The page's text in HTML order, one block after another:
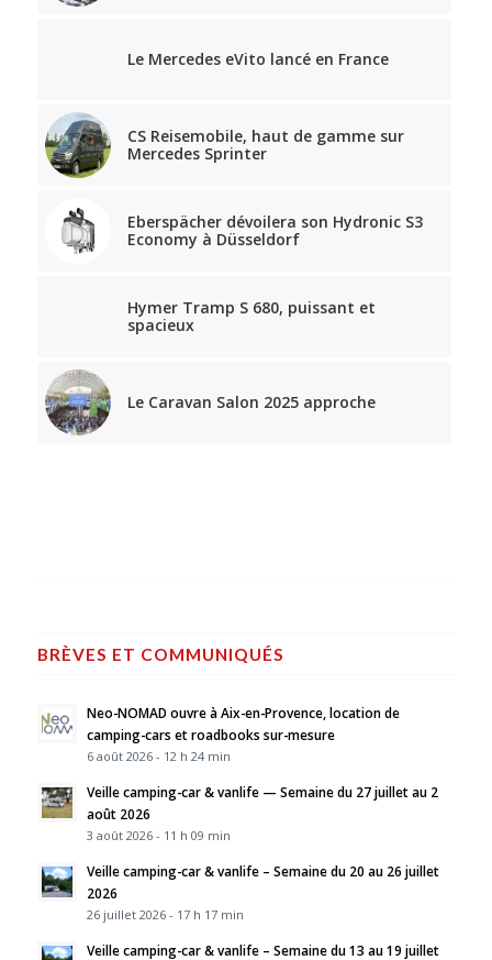
Le Mercedes eVito lancé en France
CS Reisemobile, haut de gamme sur
Mercedes Sprinter
Eberspächer dévoilera son Hydronic S3
Economy à Düsseldorf
Hymer Tramp S 680, puissant et
spacieux
Le Caravan Salon 2025 approche
BRÈVES ET COMMUNIQUÉS
Neo-NOMAD ouvre à Aix-en-Provence, location de
camping-cars et roadbooks sur-mesure
6 août 2026 - 12 h 24 min
Veille camping-car & vanlife — Semaine du 27 juillet au 2
août 2026
3 août 2026 - 11 h 09 min
Veille camping-car & vanlife – Semaine du 20 au 26 juillet
2026
26 juillet 2026 - 17 h 17 min
Veille camping-car & vanlife – Semaine du 13 au 19 juillet